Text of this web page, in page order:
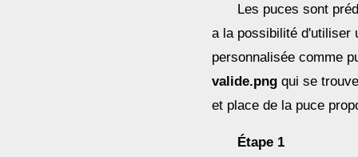
Les puces sont
a la possibilité d'utiliser
personnalisée comme
valide.png qui se
et place de la puce
Étape 1